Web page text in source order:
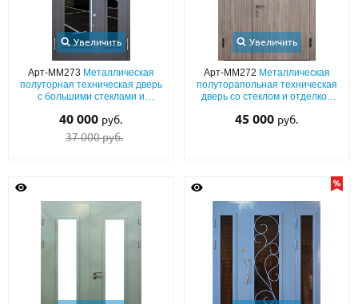
Увеличить
Арт-ММ273 Металлическая
полуторная техническая дверь
с большими стеклами и
окрашиванием
40 000 руб.
37 000 руб.
Увеличить
Арт-ММ272 Металлическая
полуторапольная техническая
дверь со стеклом и отделкой
45 000 руб.